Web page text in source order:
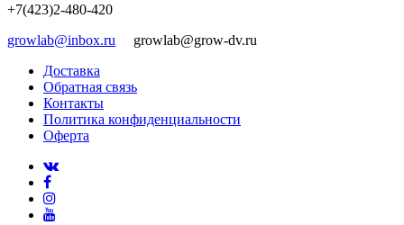
+7(423)2-480-420
growlab@inbox.ru growlab@grow-dv.ru
Доставка
Обратная связь
Контакты
Политика конфиденциальности
Оферта